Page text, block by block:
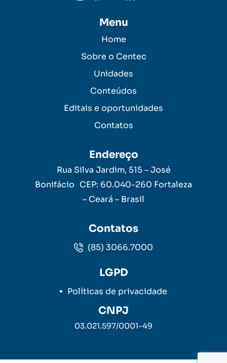
Menu
Home
Sobre o Centec
Unidades
Conteúdos
Editais e oportunidades
Contatos
Endereço
Rua Silva Jardim, 515 – José
Bonifácio CEP: 60.040-260 Fortaleza
– Ceará – Brasil
Contatos
(85) 3066.7000
LGPD
Políticas de privacidade
CNPJ
03.021.597/0001-49